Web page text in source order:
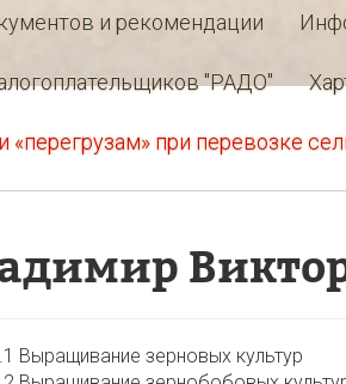
и рекомендации
"РАДО"
при перевозке
Выращивание зерновых культур